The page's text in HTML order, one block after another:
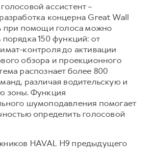
ассистент –
концерна Great Wall
при помощи голоса можно
порядка 150 функций: от
контроля до активации
обзора и проекционного
распознает более 800
различая водительскую и
зоны. Функция
шумоподавления помогает
определить голосовой
HAVAL H9 предыдущего